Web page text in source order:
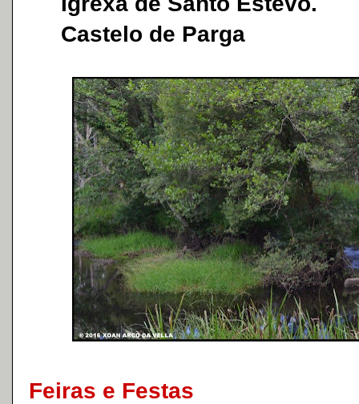
Castelo de Parga
Feiras e Festas